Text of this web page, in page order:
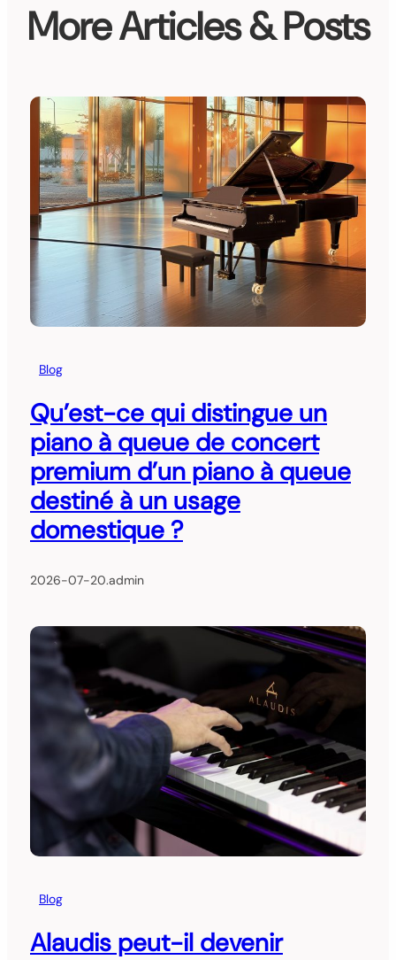
More Articles & Posts
Blog
Qu’est-ce qui distingue un
piano à queue de concert
premium d’un piano à queue
destiné à un usage
domestique ?
2026-07-20.admin
Blog
Alaudis peut-il devenir